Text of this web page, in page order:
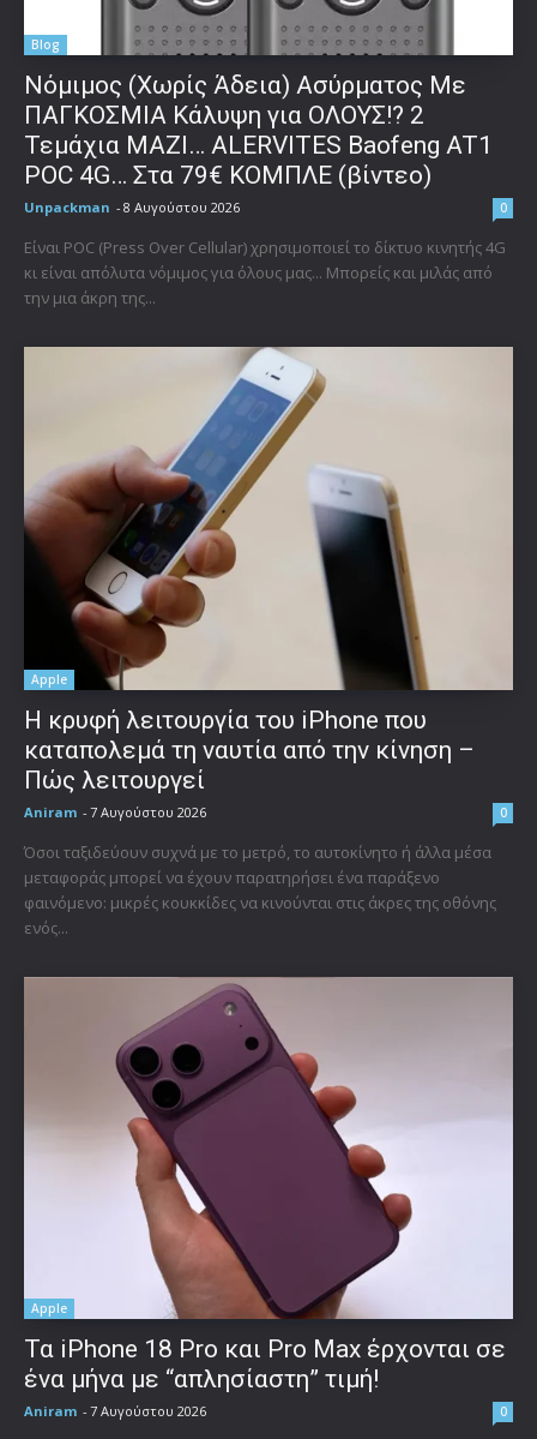
Blog
Νόμιμος (Χωρίς Άδεια) Ασύρματος Με
ΠΑΓΚΟΣΜΙΑ Κάλυψη για ΟΛΟΥΣ!? 2
Τεμάχια ΜΑΖΙ… ALERVITES Baofeng AT1
POC 4G… Στα 79€ ΚΟΜΠΛΕ (βίντεο)
Unpackman - 8 Αυγούστου 2026 0
Είναι POC (Press Over Cellular) χρησιμοποιεί το δίκτυο κινητής 4G
κι είναι απόλυτα νόμιμος για όλους μας... Μπορείς και μιλάς από
την μια άκρη της...
Apple
Η κρυφή λειτουργία του iPhone που
καταπολεμά τη ναυτία από την κίνηση –
Πώς λειτουργεί
Aniram - 7 Αυγούστου 2026 0
Όσοι ταξιδεύουν συχνά με το μετρό, το αυτοκίνητο ή άλλα μέσα
μεταφοράς μπορεί να έχουν παρατηρήσει ένα παράξενο
φαινόμενο: μικρές κουκκίδες να κινούνται στις άκρες της οθόνης
ενός...
Apple
Τα iPhone 18 Pro και Pro Max έρχονται σε
ένα μήνα με “απλησίαστη” τιμή!
Aniram - 7 Αυγούστου 2026 0